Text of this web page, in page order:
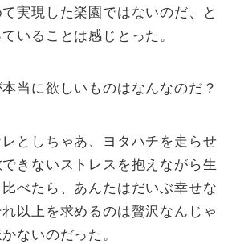
実現した楽園ではないのだ、と
いることは感じとった。
当に欲しいものはなんなのだ？
としちゃあ、ヨタハチを走らせ
きないストレスを抱えながら生
べたら、あんたはだいぶ幸せな
以上を求めるのは贅沢なんじゃ
ないのだった。